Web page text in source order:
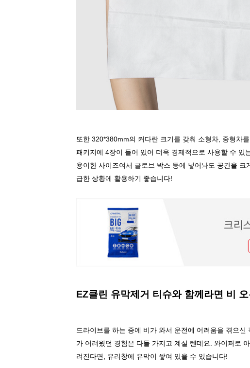
또한 320*380mm의 커다란 크기를 갖춰 소형차 중형차
패키지에 4장이 들어 있어 더욱 경제적으로 사용할 수 있
용이한 사이즈여서 글로브 박스 등에 넣어놔도 공간을 크
급한 상황에 활용하기 좋습니다!
EZ클린 유막제거 티슈와 함께라면 비
드라이브를 하는 중에 비가 와서 운전에 어려움을 겪으신
가 어려웠던 경험은 다들 가지고 계실 텐데요
와이퍼로
려진다면
유리창에 유막이 쌓여 있을 수 있습니다!